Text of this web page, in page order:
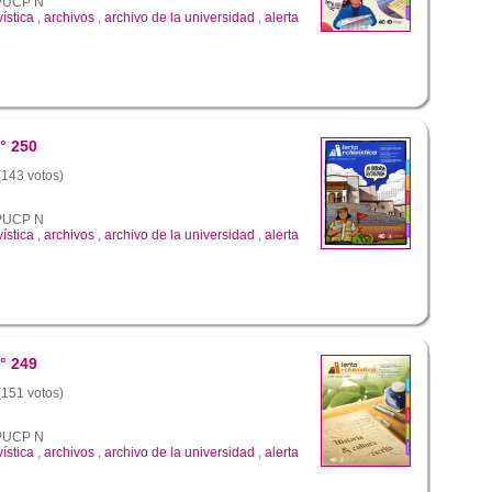
, archivos , archivo de la universidad , alerta
250
votos)
N
, archivos , archivo de la universidad , alerta
249
votos)
N
, archivos , archivo de la universidad , alerta